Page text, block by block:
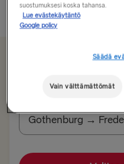
Lue lisää
Säästä jopa 20 %
Gothenburg →
MUUT LAUTTAREITIT
suostumuksesi koska tahansa.
Lue evästekäytäntö
Google policy
Säädä
Vain välttämättömät